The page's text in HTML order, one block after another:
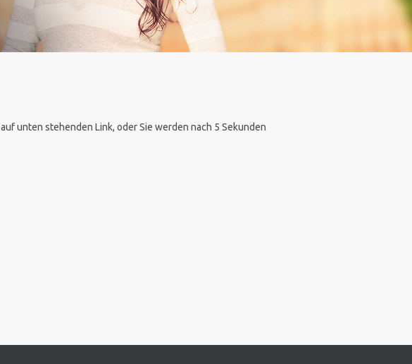
unten stehenden Link, oder Sie werden nach 5 Sekunden